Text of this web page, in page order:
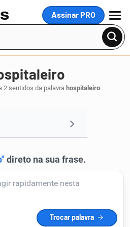
Assinar PRO
MENU
2 sentidos da palavra hospitaleiro: